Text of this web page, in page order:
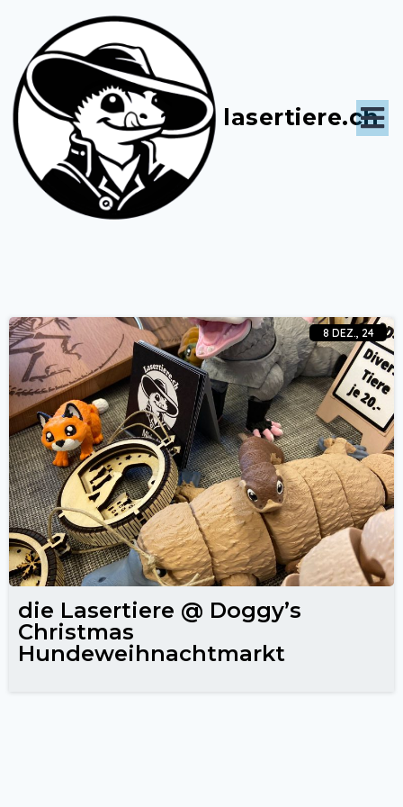
lasertiere.ch
die Lasertiere @ Doggy’s
Christmas
Hundeweihnachtmarkt
8 DEZ., 24